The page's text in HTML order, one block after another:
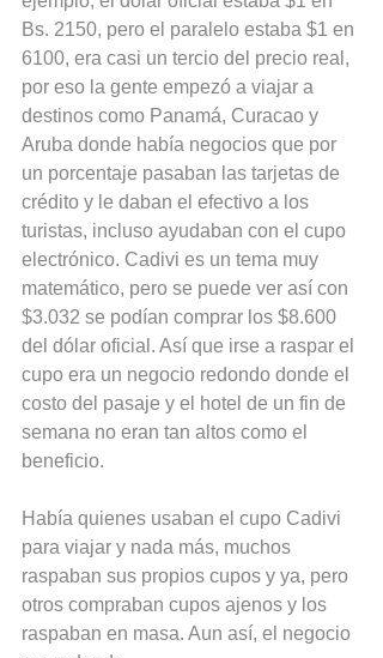
Bs. 2150, pero el paralelo estaba $1 en
6100, era casi un tercio del precio real,
por eso la gente empezó a viajar a
destinos como Panamá, Curacao y
Aruba donde había negocios que por
un porcentaje pasaban las tarjetas de
crédito y le daban el efectivo a los
turistas, incluso ayudaban con el cupo
electrónico. Cadivi es un tema muy
matemático, pero se puede ver así con
$3.032 se podían comprar los $8.600
del dólar oficial. Así que irse a raspar el
cupo era un negocio redondo donde el
costo del pasaje y el hotel de un fin de
semana no eran tan altos como el
beneficio.
Había quienes usaban el cupo Cadivi
para viajar y nada más, muchos
raspaban sus propios cupos y ya, pero
otros compraban cupos ajenos y los
raspaban en masa. Aun así, el negocio